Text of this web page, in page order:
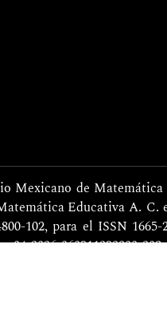
Mexicano de
EducativaA. C.
102, para el ISSN
2026-060911292800-